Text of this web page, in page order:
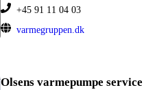
+45 91 11 04 03
varmegruppen.dk
Olsens varmepumpe service